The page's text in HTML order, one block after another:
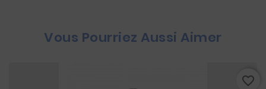
Vous Pourriez Aussi Aimer
favorite_border